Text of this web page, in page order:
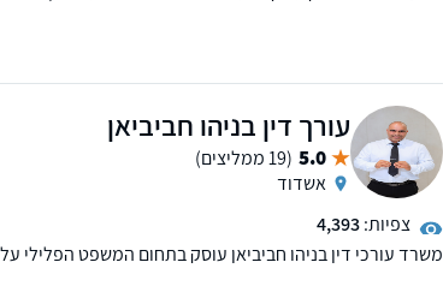
עורך דין בניהו חביביאן
5.0 (19 ממליצים)
אשדוד
צפיות:4,393
משרד עורכי דין בניהו חביביאן עוסק בתחום המשפט הפלילי על